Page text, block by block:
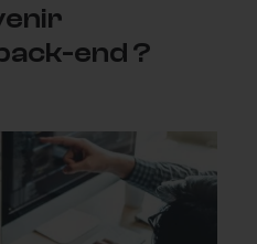
end ?